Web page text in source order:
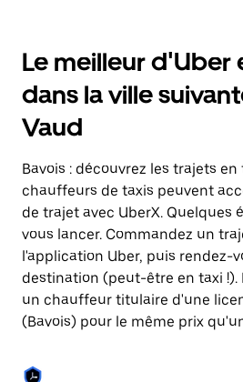
bas
pour
ouvrir
le
calendrier
et
une
date.
Appuyez
sur
la
touche
Échap
pour
fermer
le
calendrier.
Le meilleur d'Uber
dans la ville
Vaud
Bavois : découvrez les trajets en
chauffeurs de taxis peuvent
de trajet avec UberX. Quelques
vous lancer. Commandez un
l'application Uber, puis rendez-
destination (peut-être en taxi !).
un chauffeur titulaire d'une
(Bavois) pour le même prix